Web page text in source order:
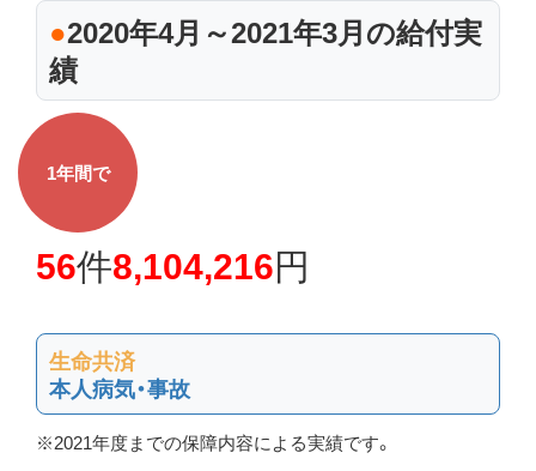
●2020年4月～2021年3月の給付実
績
1年間で
56件8,104,216円
生命共済
本人病気・事故
※2021年度までの保障内容による実績です。